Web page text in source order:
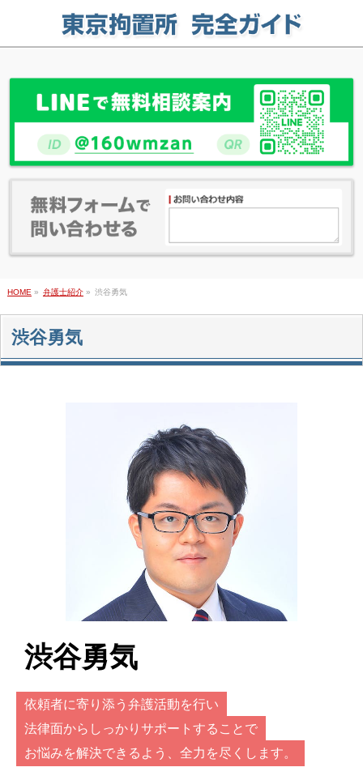
HOME » 弁護士紹介 » 渋谷勇気
渋谷勇気
渋谷勇気
依頼者に寄り添う弁護活動を行い
法律面からしっかりサポートすることで
お悩みを解決できるよう、全力を尽くします。